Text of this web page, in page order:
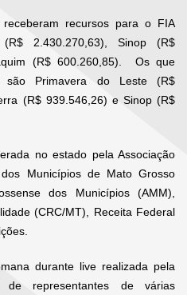
recursos para o FIA
2.430.270,63), Sinop (R$
(R$ 600.260,85). Os que
Primavera do Leste (R$
(R$ 939.546,26) e Sinop (R$
no estado pela Associação
Municípios de Mato Grosso
dos Municípios (AMM),
(CRC/MT), Receita Federal
durante live realizada pela
representantes de várias